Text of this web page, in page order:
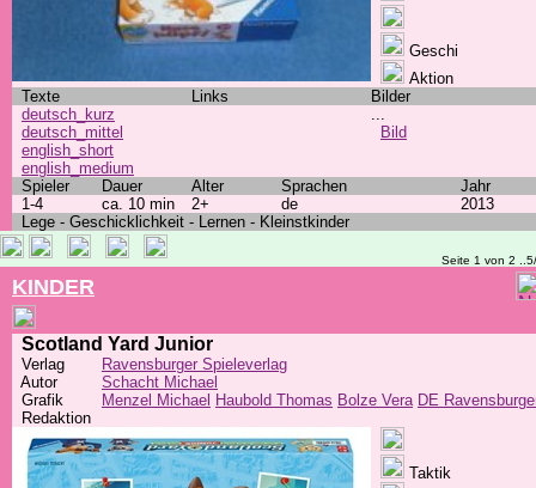
Geschi
Aktion
Texte
Links
Bilder
deutsch_kurz
deutsch_mittel
english_short
english_medium
...
Bild
Spieler Dauer Alter Sprachen
Jahr
1-4
ca. 10 min 2+ de
2013
Lege - Geschicklichkeit - Lernen - Kleinstkinder
Seite 1 von 2
KINDER
Scotland Yard Junior
Verlag
Ravensburger Spieleverlag
Autor
Schacht Michael
Grafik
Menzel Michael Haubold Thomas Bolze Vera DE
Redaktion
Taktik